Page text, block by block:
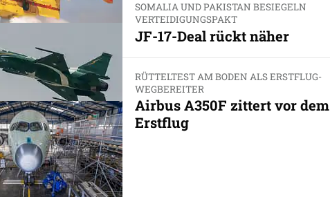
SOMALIA UND PAKISTAN BESIEGELN
VERTEIDIGUNGSPAKT
JF-17-Deal rückt näher
RÜTTELTEST AM BODEN ALS ERSTFLUG-
WEGBEREITER
Airbus A350F zittert vor dem
Erstflug